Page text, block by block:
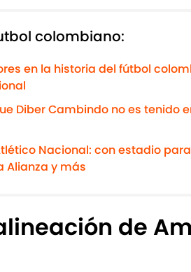
colombiano:
en la historia del fútbol
Diber Cambindo no es tenido
Nacional: con estadio
Alianza y más
de